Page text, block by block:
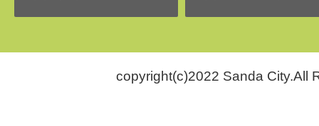
copyright(c)2022 Sanda City.All